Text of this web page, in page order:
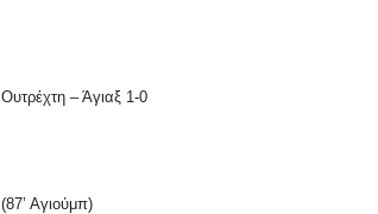
Ουτρέχτη – Άγιαξ 1-0
(87’ Αγιούμπ)